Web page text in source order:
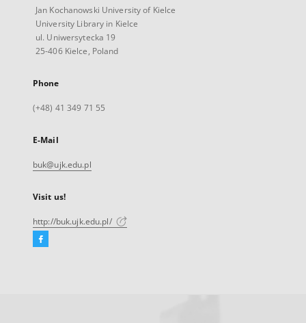
Jan Kochanowski University of Kielce
University Library in Kielce
ul. Uniwersytecka 19
25-406 Kielce, Poland
Phone
(+48) 41 349 71 55
E-Mail
buk@ujk.edu.pl
Visit us!
http://buk.ujk.edu.pl/
Facebook